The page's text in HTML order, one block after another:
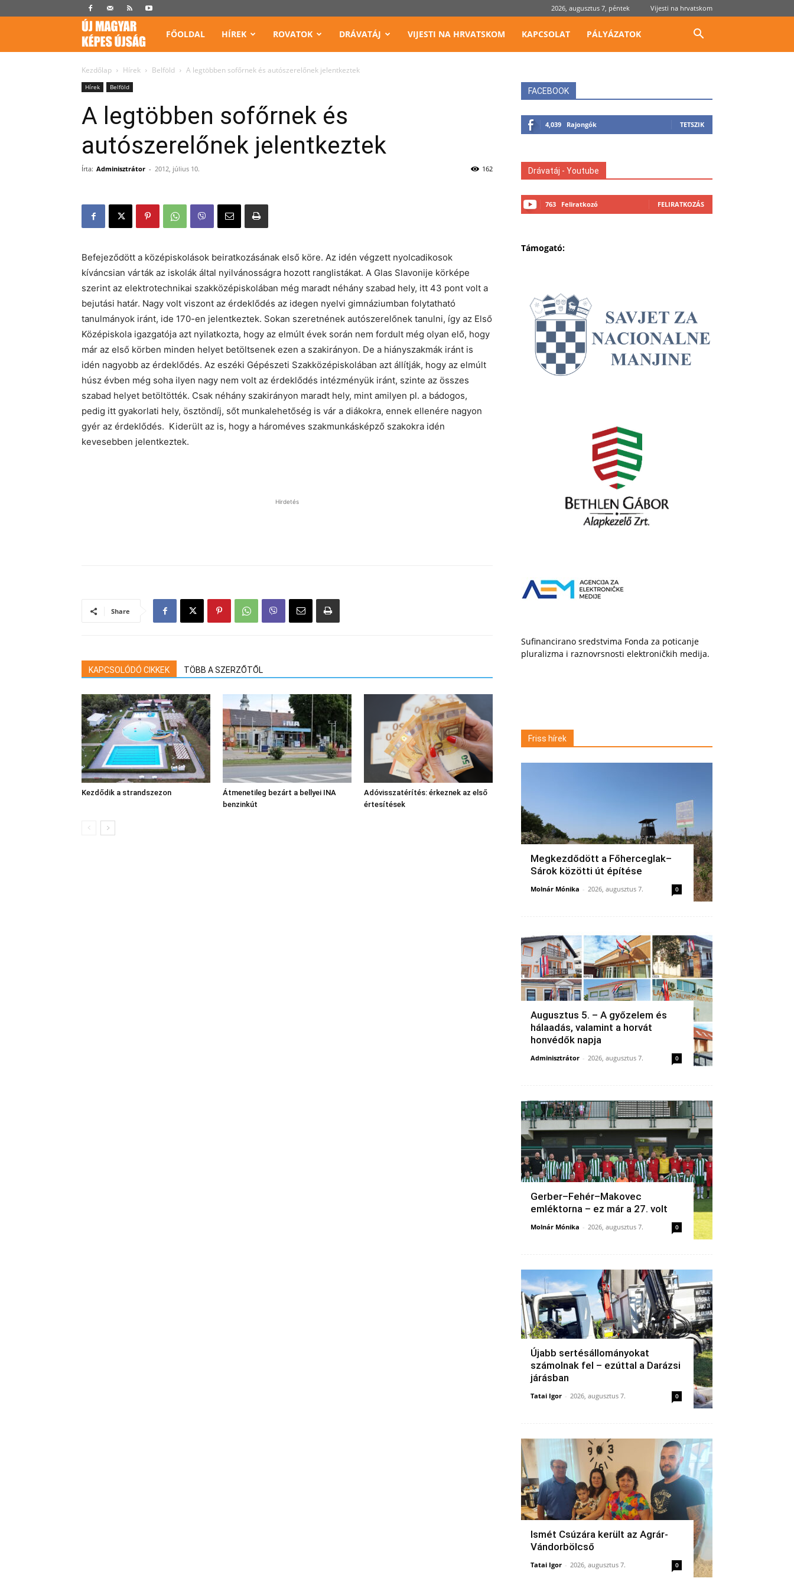
2026, augusztus 7, péntek Vijesti na hrvatskom
Képes
Újság
FŐOLDAL HÍREK ROVATOK DRÁVATÁJ VIJESTI NA HRVATSKOM KAPCSOLAT PÁLYÁZATOK
Kezdőlap Hírek Belföld A legtöbben sofőrnek és autószerelőnek jelentkeztek
Hírek Belföld
A legtöbben sofőrnek és
autószerelőnek jelentkeztek
Írta: Adminisztrátor - 2012, július 10. 162
Befejeződött a középiskolások beiratkozásának első köre. Az idén végzett nyolcadikosok
kíváncsian várták az iskolák által nyilvánosságra hozott ranglistákat. A Glas Slavonije körképe
szerint az elektrotechnikai szakközépiskolában még maradt néhány szabad hely, itt 43 pont volt a
bejutási határ. Nagy volt viszont az érdeklődés az idegen nyelvi gimnáziumban folytatható
tanulmányok iránt, ide 170-en jelentkeztek. Sokan szeretnének autószerelőnek tanulni, így az Első
Középiskola igazgatója azt nyilatkozta, hogy az elmúlt évek során nem fordult még olyan elő, hogy
már az első körben minden helyet betöltsenek ezen a szakirányon. De a hiányszakmák iránt is
idén nagyobb az érdeklődés. Az eszéki Gépészeti Szakközépiskolában azt állítják, hogy az elmúlt
húsz évben még soha ilyen nagy nem volt az érdeklődés intézményük iránt, szinte az összes
szabad helyet betöltötték. Csak néhány szakirányon maradt hely, mint amilyen pl. a bádogos,
pedig itt gyakorlati hely, ösztöndíj, sőt munkalehetőség is vár a diákokra, ennek ellenére nagyon
gyér az érdeklődés. Kiderült az is, hogy a hároméves szakmunkásképző szakokra idén
kevesebben jelentkeztek.
Hirdetés
Share
KAPCSOLÓDÓ CIKKEK TÖBB A SZERZŐTŐL
Kezdődik a strandszezon
Átmenetileg bezárt a bellyei INA
benzinkút
Adóvisszatérítés: érkeznek az első
értesítések
FACEBOOK
4,039 Rajongók TETSZIK
Drávatáj - Youtube
763 Feliratkozó FELIRATKOZÁS
Támogató:
Sufinancirano sredstvima Fonda za poticanje
pluralizma i raznovrsnosti elektroničkih medija.
Friss hírek
Megkezdődött a Főherceglak–
Sárok közötti út építése
Molnár Mónika - 2026, augusztus 7. 0
Augusztus 5. – A győzelem és
hálaadás, valamint a horvát
honvédők napja
Adminisztrátor - 2026, augusztus 7. 0
Gerber–Fehér–Makovec
emléktorna – ez már a 27. volt
Molnár Mónika - 2026, augusztus 7. 0
Újabb sertésállományokat
számolnak fel – ezúttal a Darázsi
járásban
Tatai Igor - 2026, augusztus 7. 0
Ismét Csúzára került az Agrár-
Vándorbölcső
Tatai Igor - 2026, augusztus 7. 0